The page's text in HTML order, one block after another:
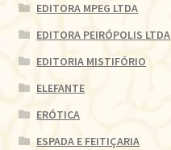
EDITORA MPEG LTDA
EDITORA PEIRÓPOLIS LTDA
EDITORIA MISTIFÓRIO
ELEFANTE
ERÓTICA
ESPADA E FEITIÇARIA